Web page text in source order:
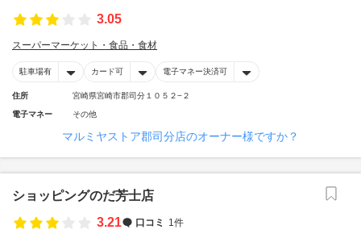
3.05
スーパーマーケット・食品・食材
駐車場有 カード可 電子マネー決済可
住所 宮崎県宮崎市郡司分１０５２−２
電子マネー その他
マルミヤストア郡司分店のオーナー様ですか？
ショッピングのだ芳士店
3.21
口コミ 1件